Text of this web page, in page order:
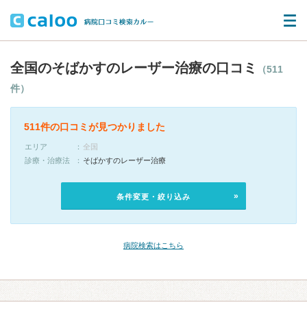
全国のそばかすのレーザー治療の口コミ
（511
件）
511件の口コミが見つかりました
エリア
全国
診療・治療法
そばかすのレーザー治療
条件変更・絞り込み
病院検索はこちら